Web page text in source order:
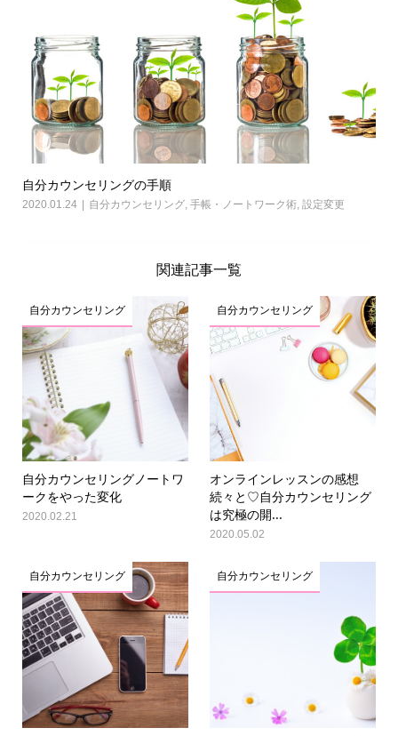
自分カウンセリングの手順
2020.01.24 自分カウンセリング, 手帳・ノートワーク術, 設定変更
関連記事一覧
自分カウンセリング
自分カウンセリングノートワ
ークをやった変化
2020.02.21
自分カウンセリング
オンラインレッスンの感想
続々と♡自分カウンセリング
は究極の開...
2020.05.02
自分カウンセリング 自分カウンセリング